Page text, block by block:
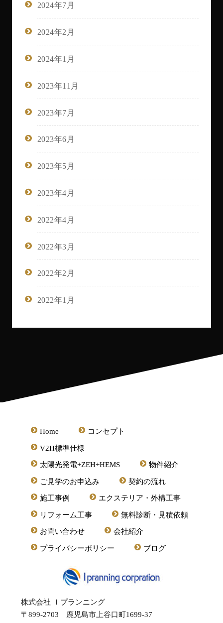
2024年7月
2024年2月
2024年1月
2023年11月
2023年7月
2023年6月
2023年5月
2023年4月
2022年4月
2022年3月
2022年2月
2022年1月
Home
コンセプト
V2H標準仕様
太陽光発電+ZEH+HEMS
物件紹介
ご見学のお申込み
契約の流れ
施工事例
エクステリア・外構工事
リフォーム工事
無料診断・見積依頼
お問い合わせ
会社紹介
プライバシーポリシー
ブログ
株式会社 Ｉプランニング
〒899-2703 鹿児島市上谷口町1699-37